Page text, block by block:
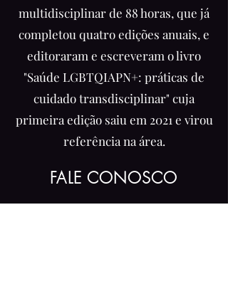
multidisciplinar de 88 horas, que já
completou quatro edições anuais, e
editoraram e escreveram o livro
"Saúde LGBTQIAPN+: práticas de
cuidado transdisciplinar" cuja
primeira edição saiu em 2021 e virou
referência na área.
FALE CONOSCO